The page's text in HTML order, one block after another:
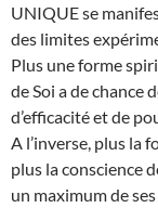
UNIQUE se
des limites
Plus une forme
de Soi a de chance
d’efficacité et de
A l’inverse, plus la
plus la conscience
un maximum de